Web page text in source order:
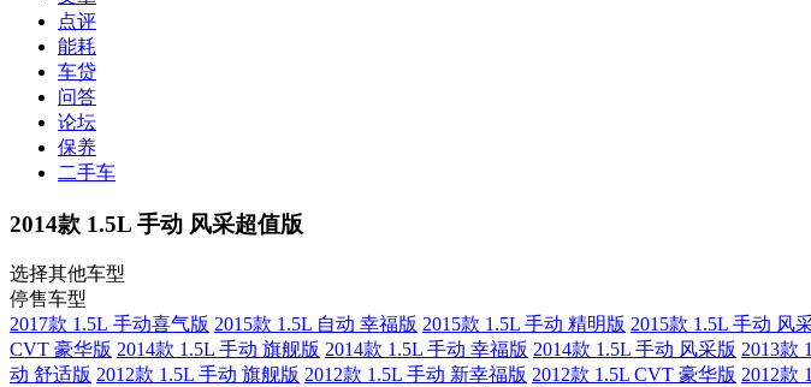
点评
能耗
车贷
问答
论坛
保养
二手车
2014款 1.5L 手动 风采超值版
选择其他车型
停售车型
2017款 1.5L 手动喜气版 2015款 1.5L 自动 幸福版 2015款 1.5L 手动 精明版 2015款 1.5L 手动 风
CVT 豪华版 2014款 1.5L 手动 旗舰版 2014款 1.5L 手动 幸福版 2014款 1.5L 手动 风采版 2013款
动 舒适版 2012款 1.5L 手动 旗舰版 2012款 1.5L 手动 新幸福版 2012款 1.5L CVT 豪华版 2012款